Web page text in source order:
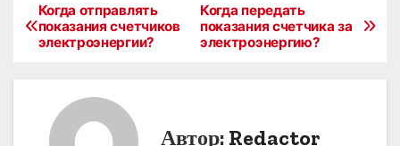
Н
Когда передать
показания счетчика за
электроэнергию?
Когда отправлять
показания счетчиков
электроэнергии?
Автор: Redactor